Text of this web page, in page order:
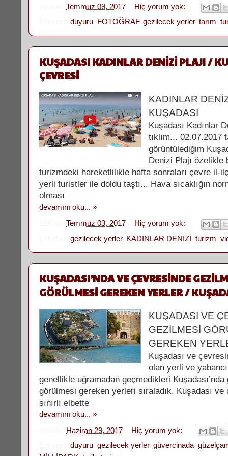
Temmuz 09, 2017
Hiç yorum yok:
duyuru FOTOĞRAF, gezilecek yerler, tarım
KUŞADASI KADINLAR DENİZİ PLAJI /
ÇEVRESİ
KADINLAR
KUŞADASI
Kuşadası Kadınlar
tıklım... 02.07.2017
görüntülediğim
Denizi Plajı özelikle
turizmdeki hareketlilikle hafta sonraları çevre il-
yerli turistler ile doldu taştı... Hava sıcaklığın
olması
devamını oku... »
Temmuz 03, 2017
Hiç yorum yok:
gezilecek yerler, KADINLAR DENİZİ turizm
KUŞADASI’NDA VE ÇEVRESİNDE
GÖRÜLMESİ GEREKEN YERLER /
KUŞADASI VE
GEZİLMESİ
GEREKEN
Kuşadası ve
olan yerli ve
genellikle uğramadan geçmedikleri
görülmesi gereken yerleri sıraladık. Kuşadası
sınırlı elbette
devamını oku... »
Haziran 29, 2017
Hiç yorum yok:
duyuru gezilecek yerler, güvercinada